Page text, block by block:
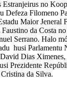
no
Defeza Filomeno
Maior Jeneral
da Costa
Serrano. Halo
husi Parlamentu
Dias
Prezidente
da Silva.